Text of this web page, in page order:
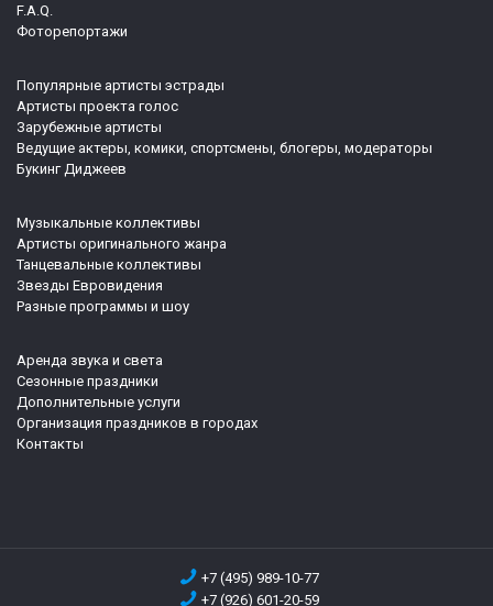
F.A.Q.
Фоторепортажи
Популярные артисты эстрады
Артисты проекта голос
Зарубежные артисты
Ведущие актеры, комики, спортсмены, блогеры, модераторы
Букинг Диджеев
Музыкальные коллективы
Артисты оригинального жанра
Танцевальные коллективы
Звезды Евровидения
Разные программы и шоу
Аренда звука и света
Сезонные праздники
Дополнительные услуги
Организация праздников в городах
Контакты
+7 (495) 989-10-77
+7 (926) 601-20-59